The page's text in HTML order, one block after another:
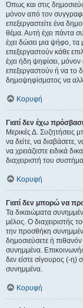
Όπως και στις
μόνον από τον
επεξεργαστείτε ένα
θέμα. Αυτή έχει πάντα
έχει δώσει μια ψήφο,
επεξεργαστούν κάθε
έχει ήδη ψηφίσει, μόνον
επεξεργαστούν ή να το
δημοψηφίσματος να
Κορυφή
Γιατί δεν έχω
Μερικές Δ. Συζητήσεις
να δείτε, να διαβάσετε,
να χρειάζεστε ειδικά
διαχειριστή του
Κορυφή
Γιατί δεν μπορώ να
Τα δικαιώματα
μέλος. Ο διαχειριστής
την προσθήκη
δημοσιεύσετε ή
συνημμένα.
δεν είστε σίγουρος (-η)
συνημμένα.
Κορυφή